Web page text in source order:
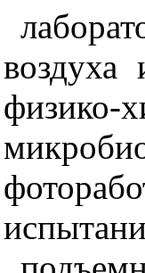
воздуха
физико-